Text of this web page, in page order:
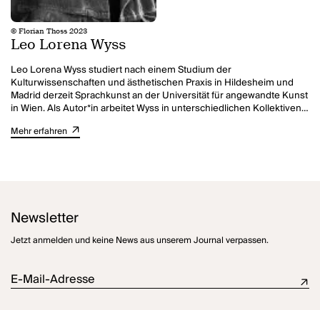
© Florian Thoss 2023
Leo Lorena Wyss
Leo Lorena Wyss studiert nach einem Studium der
Kulturwissenschaften und ästhetischen Praxis in Hildesheim und
Madrid derzeit Sprachkunst an der Universität für angewandte Kunst
in Wien. Als Autor*in arbeitet Wyss in unterschiedlichen Kollektiven
2024/2025 ist Wyss Hausautor*in am Nationaltheater Mannheim.
Mehr erfahren
Newsletter
Jetzt anmelden und keine News aus unserem Journal verpassen.
E-Mail-Adresse